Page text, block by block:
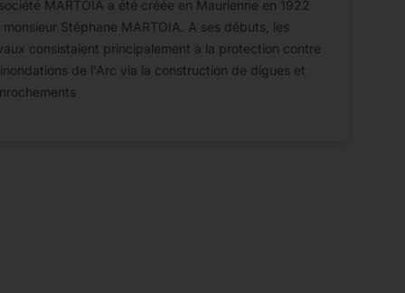
MARTOIA a été créée en Maurienne en 1922
monsieur Stéphane MARTOIA. A ses débuts, les
consistaient principalement à la protection contre
de l'Arc via la construction de digues et